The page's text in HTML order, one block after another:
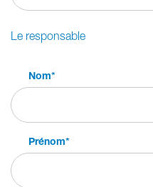
Le responsable
Nom*
Prénom*